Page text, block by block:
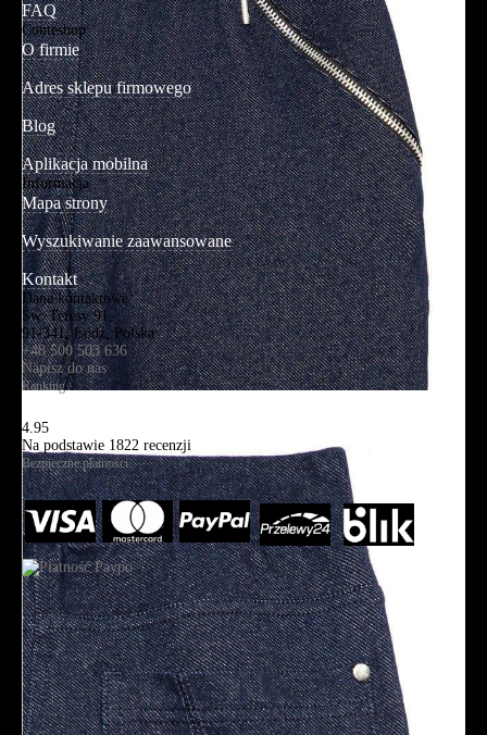
FAQ
Conteshop
O firmie
Adres sklepu firmowego
Blog
Aplikacja mobilna
Informacja
Mapa strony
Wyszukiwanie zaawansowane
Kontakt
Dane kontaktowe
Św. Teresy 91,
91-341, Łódź, Polska
+48 500 503 636
Napisz do nas
Ranking
4.95
Na podstawie 1822 recenzji
Bezpieczne płatności